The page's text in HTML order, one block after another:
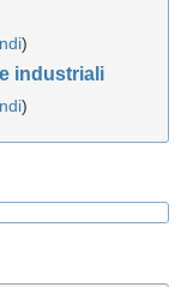
)
industriali
)